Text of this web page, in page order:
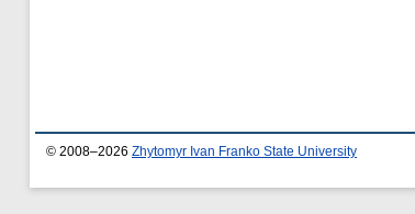
© 2008–2026 Zhytomyr Ivan Franko State University